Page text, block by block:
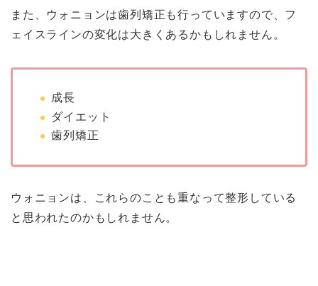
また、ウォニョンは歯列矯正も行っていますので、フ
ェイスラインの変化は大きくあるかもしれません。
成長
ダイエット
歯列矯正
ウォニョンは、これらのことも重なって整形している
と思われたのかもしれません。